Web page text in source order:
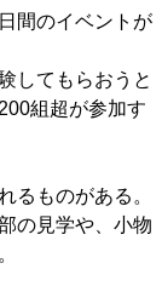
間のイベントが
してもらおうと
組超が参加す
るものがある。
の見学や、小物